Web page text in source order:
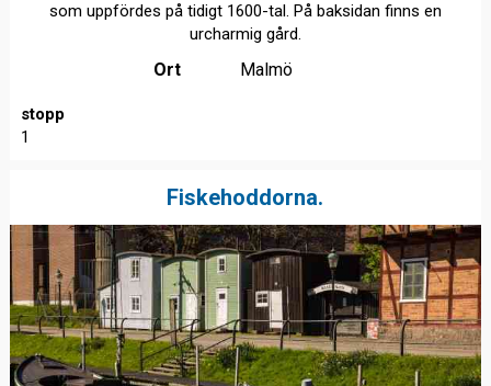
som uppfördes på tidigt 1600-tal. På baksidan finns en
urcharmig gård.
Ort Malmö
stopp
1
Fiskehoddorna.